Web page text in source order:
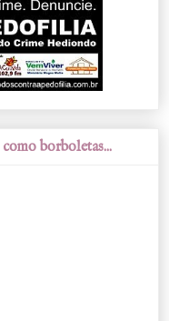
borboletas...